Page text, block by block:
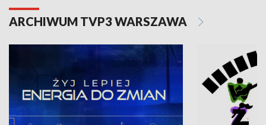
ARCHIWUM TVP3 WARSZAWA